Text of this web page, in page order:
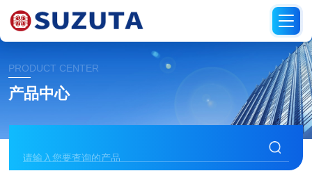
PRODUCT CENTER
产品中心